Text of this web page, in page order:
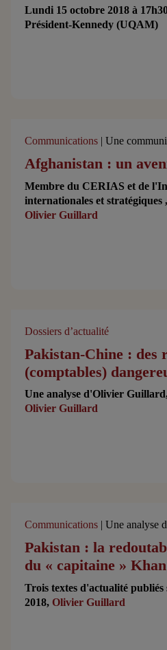
Lundi 15 octobre 2018 à
Président-Kennedy (UQAM)
Communications | Une
Afghanistan : un
Membre du CERIAS et de
internationales et stratégiques
Olivier Guillard
Dossiers d’actualité
Pakistan-Chine : des
(comptables)
Une analyse d'Olivier
Olivier Guillard
Communications | Une analyse
Pakistan : la
du « capitaine » Khan
Trois textes d'actualité publiés
2018,Olivier Guillard